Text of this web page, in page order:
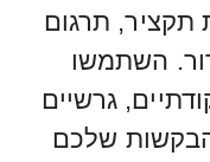
תקציר, תרגום
השתמשו
גרשיים
הבקשות שלכם